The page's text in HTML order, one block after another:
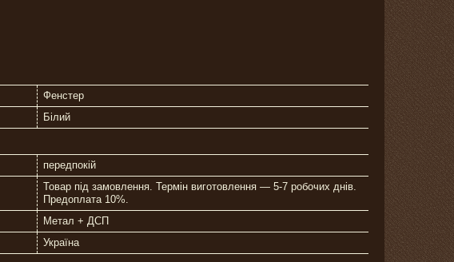
Фенстер
Білий
передпокій
Товар під замовлення. Термін виготовлення — 5-7 робочих днів.
Предоплата 10%.
Метал + ДСП
Україна